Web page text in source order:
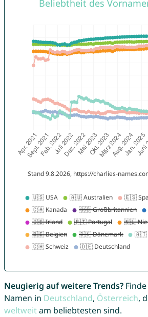
Neugierig auf weitere Trends?Finde
Namen in Deutschland, Österreich,
weltweitam beliebtesten sind.